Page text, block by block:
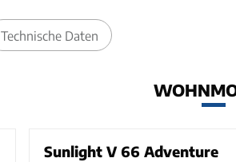
Technische Daten
Sunlight V 66 Adventure